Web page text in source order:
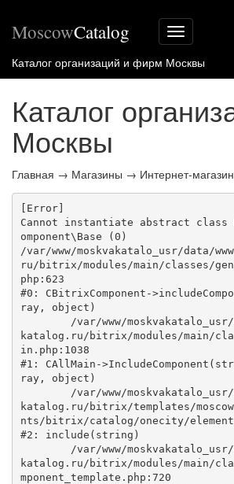
Меню
сайта
MoscowCatalog
Каталог организаций и фирм Москвы
Каталог
Москвы
Главная → Магазины → Интернет-
[Error]
Cannot instantiate abstract
omponent\Base (0)
/var/www/moskvakatalo_usr/data/
ru/bitrix/modules/main/classes/
php:623
#0: CBitrixComponent-
ray, object)
katalog.ru/bitrix/modules/main/
in.php:1038
#1: CAllMain-
ray, object)
katalog.ru/bitrix/templates/
nts/bitrix/catalog/onecity/
#2: include(string)
katalog.ru/bitrix/modules/main/
mponent_template.php:720